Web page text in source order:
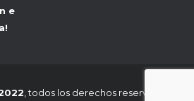
e
, todos los derechos reservados.